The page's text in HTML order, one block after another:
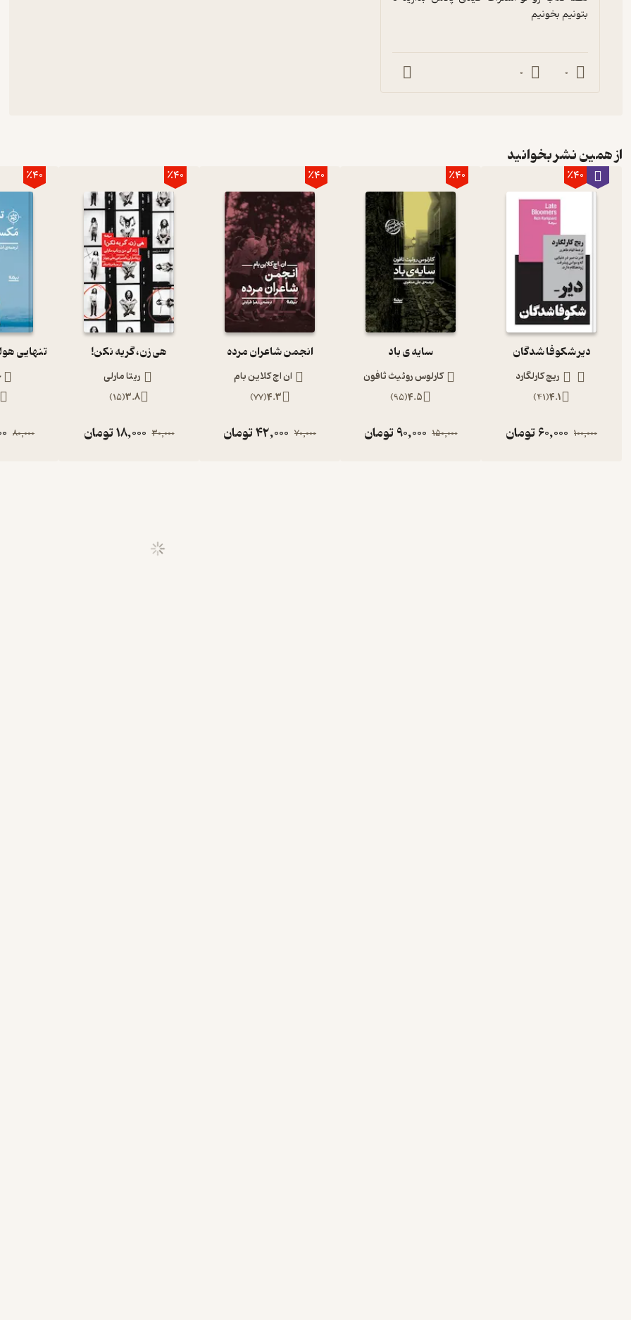
بتونیم بخونیم
0
0
از همین نشر بخوانید
٪40
دیر شکوفا شدگان
ریچ کارلگارد
4.1
(
41
)
100,000
60,000تومان
٪40
سایه ی باد
کارلوس روئیث ثافون
4.5
(
95
)
150,000
90,000تومان
٪40
انجمن شاعران مرده
ان اچ کلاین بام
4.3
(
77
)
70,000
42,000تومان
٪40
هی زن، گریه نکن!
ریتا مارلی
3.8
(
15
)
30,000
18,000تومان
٪40
80,000